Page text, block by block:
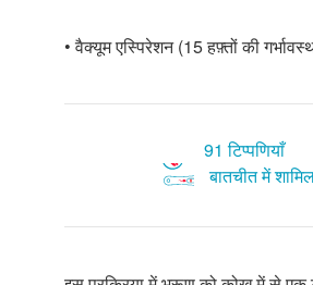
•वैक्यूम एस्पिरेशन (15हफ़्तों की
91 टिप्पणियाँ
बातचीत में